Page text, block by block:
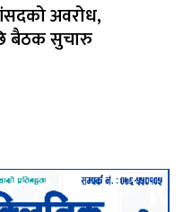
अवरोध,
बैठक सुचारु